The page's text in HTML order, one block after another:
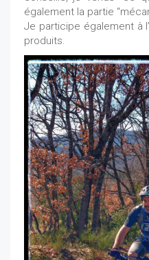
également la partie
Je participe également à
produits.